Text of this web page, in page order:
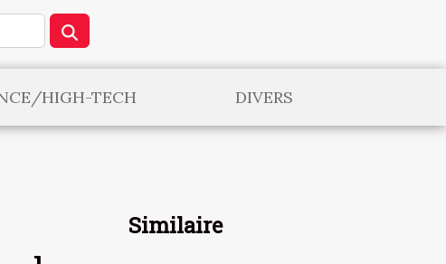
HIGH-TECH DIVERS
Similaire